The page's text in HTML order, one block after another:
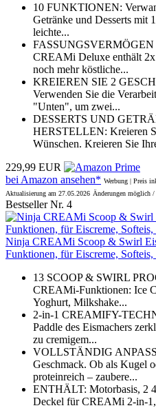
10 FUNKTIONEN:
Getränke und Desserts mit
leichte...
CREAMi Deluxe enthält
noch mehr köstliche...
KREIEREN SIE 2
Verwenden Sie die
"Unten", um zwei...
DESSERTS UND
HERSTELLEN: Kreieren
Wünschen. Kreieren Sie
229,99 EUR
bei Amazon ansehen* Werbung | Preis
Aktualisierung am 27.05.2026 Änderungen möglich /
Bestseller Nr. 4
Ninja CREAMi Scoop & Swirl
Funktionen, für Eiscreme,
13 SCOOP & SWIRL
CREAMi-Funktionen: Ice
Yoghurt, Milkshake...
2-in-1 CREAMIFY-
Paddle des Eismachers
zu cremigem...
VOLLSTÄNDIG
Geschmack. Ob als Kugel
proteinreich – zaubere...
ENTHÄLT: Motorbasis, 2
Deckel für CREAMi 2-in-1,